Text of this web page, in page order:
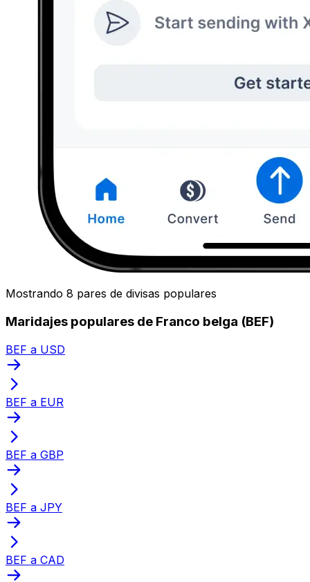
Mostrando 8 pares de divisas populares
Maridajes populares de Franco belga (BEF)
BEF a USD
BEF a EUR
BEF a GBP
BEF a JPY
BEF a CAD